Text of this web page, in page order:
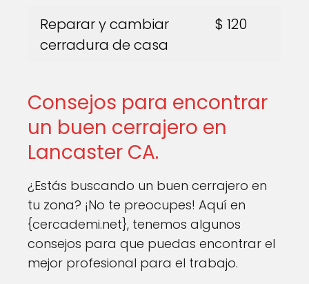
Reparar y cambiar
cerradura de casa
$ 120
Consejos para encontrar
un buen cerrajero en
Lancaster CA.
¿Estás buscando un buen cerrajero en
tu zona? ¡No te preocupes! Aquí en
{cercademi.net}, tenemos algunos
consejos para que puedas encontrar el
mejor profesional para el trabajo.